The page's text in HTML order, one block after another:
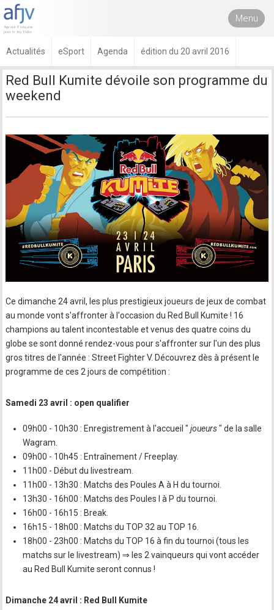
Menu
Actualités eSport Agenda édition du 20 avril 2016
Red Bull Kumite dévoile son programme du
weekend
Ce dimanche 24 avril, les plus prestigieux joueurs de jeux de combat
au monde vont s'affronter à l'occasion du Red Bull Kumite ! 16
champions au talent incontestable et venus des quatre coins du
globe se sont donné rendez-vous pour s'affronter sur l'un des plus
gros titres de l'année : Street Fighter V. Découvrez dès à présent le
programme de ces 2 jours de compétition :
Samedi 23 avril : open qualifier
09h00 - 10h30 : Enregistrement à l'accueil " joueurs" de la salle
Wagram.
09h00 - 10h45 : Entraînement / Freeplay.
11h00 - Début du livestream.
11h00 - 13h30 : Matchs des Poules A à H du tournoi.
13h30 - 16h00 : Matchs des Poules I à P du tournoi.
16h00 - 16h15 : Break.
16h15 - 18h00 : Matchs du TOP 32 au TOP 16.
18h00 - 23h00 : Matchs du TOP 16 à fin du tournoi (tous les
matchs sur le livestream) ⇒ les 2 vainqueurs qui vont accéder
au Red Bull Kumite seront connus !
Dimanche 24 avril : Red Bull Kumite